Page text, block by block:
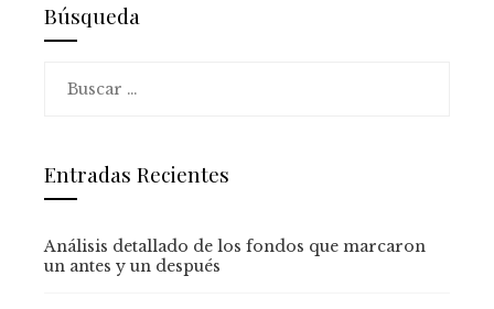
Búsqueda
Entradas Recientes
Análisis detallado de los fondos que marcaron
un antes y un después